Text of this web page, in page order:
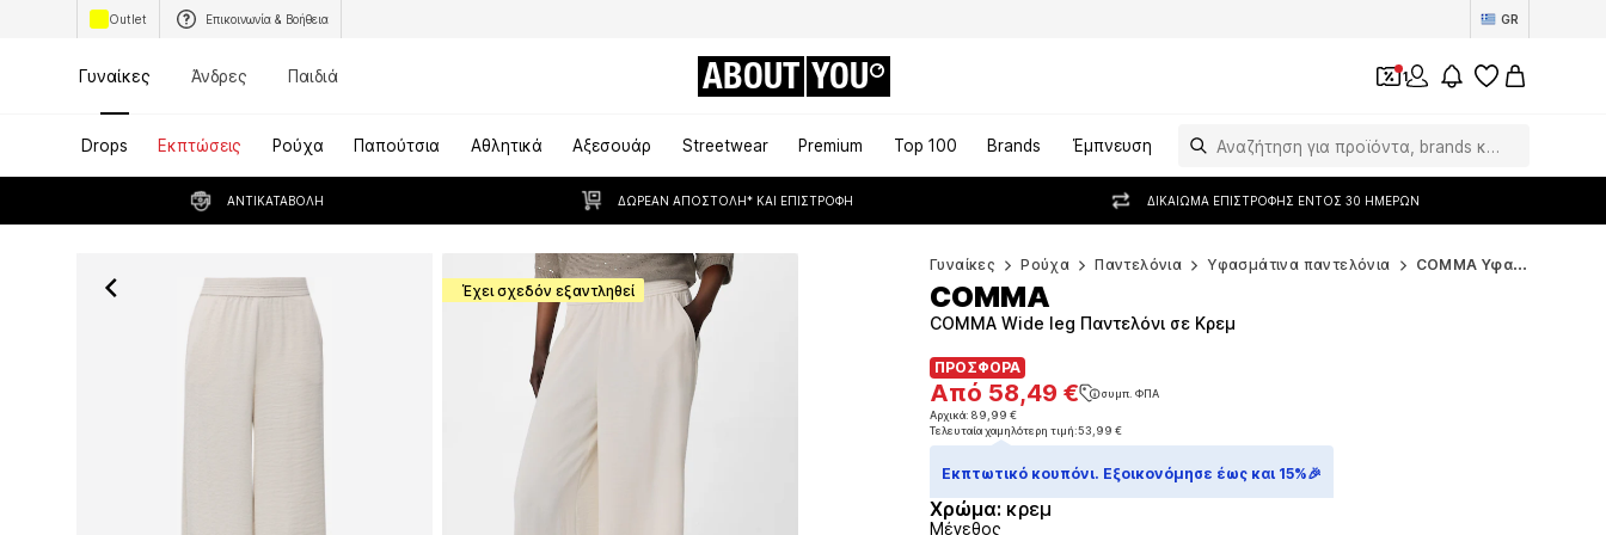
Outlet Επικοινωνία & Βοήθεια GR
Γυναίκες Άνδρες Παιδιά ABOUT YOU 1
Drops Εκπτώσεις Ρούχα Παπούτσια Αθλητικά Αξεσουάρ Streetwear Premium Top 100 Brands Έμπνευση
ΑΝΤΙΚΑΤΑΒΟΛΉ ΔΩΡΕΆΝ ΑΠΟΣΤΟΛΉ* ΚΑΙ ΕΠΙΣΤΡΟΦΉ ΔΙΚΑΊΩΜΑ ΕΠΙΣΤΡΟΦΉΣ ΕΝΤΌΣ 30 ΗΜΕΡΏΝ
Έχει σχεδόν εξαντληθεί
Γυναίκες Ρούχα Παντελόνια Υφασμάτινα παντελόνια COMMA Υφασμάτινα παντελόνια
ΠΡΟΣΦΟΡΑ
Από 58,49 €
συμπ. ΦΠΑ
Αρχικά: 89,99 €
Τελευταία χαμηλότερη τιμή:53,99 €
ΠΡΟΣΦΟΡΑ
Από 58,49 €
Αρχικά: 89,99 €
Τελευταία χαμηλότερη τιμή:53,99 €
COMMA Wide leg Παντελόνι σε Κρεμ
COMMA
Εκπτωτικό κουπόνι. Εξοικονόμησε έως και 15%🎉
Χρώμα: κρεμ
Μέγεθος